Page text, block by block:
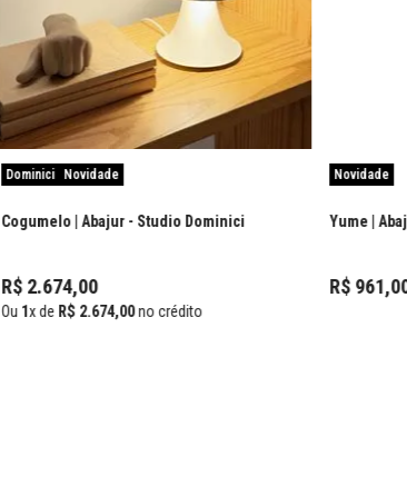
Dominici Novidade
Cogumelo | Abajur - Studio Dominici
R$ 2.674,00
Ou 1x de R$ 2.674,00no crédito
Novidade
Yume |
R$ 961,